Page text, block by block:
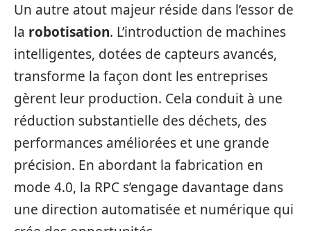
Un autre atout majeur réside dans l’essor de
la robotisation. L’introduction de machines
intelligentes, dotées de capteurs avancés,
transforme la façon dont les entreprises
gèrent leur production. Cela conduit à une
réduction substantielle des déchets, des
performances améliorées et une grande
précision. En abordant la fabrication en
mode 4.0, la RPC s’engage davantage dans
une direction automatisée et numérique qui